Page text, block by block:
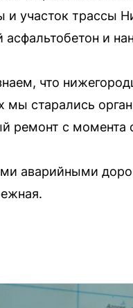
и участок трассы
асфальтобетон и
что
мы старались
ремонт с момента
аварийными